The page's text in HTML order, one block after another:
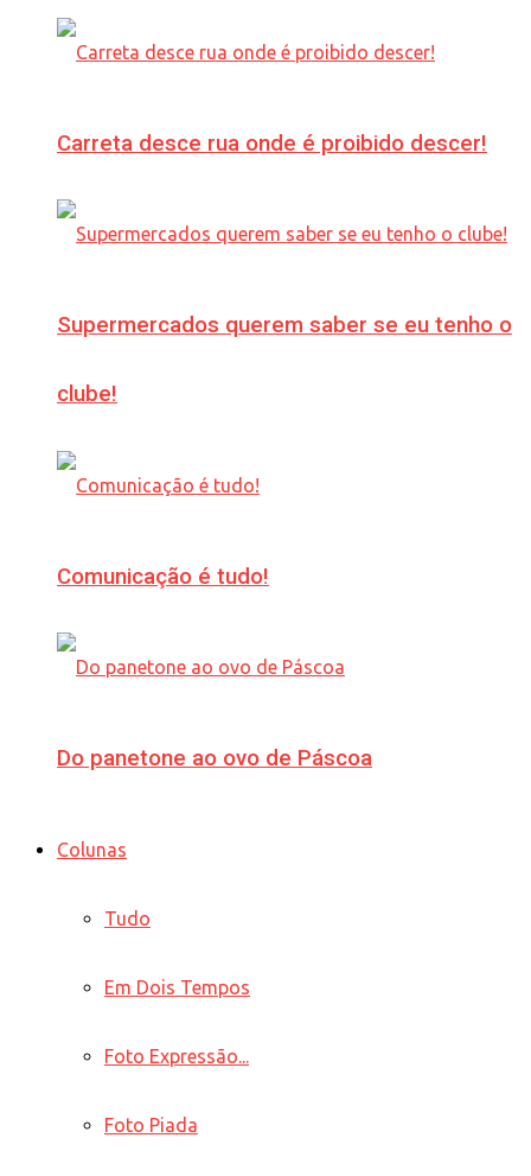
Carreta desce rua onde é proibido descer!
Supermercados querem saber se eu tenho o
clube!
Comunicação é tudo!
Do panetone ao ovo de Páscoa
Colunas
Tudo
Em Dois Tempos
Foto Expressão...
Foto Piada